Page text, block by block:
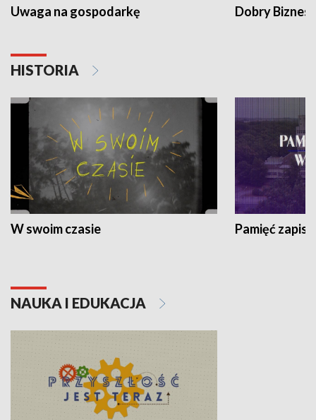
Uwaga na gospodarkę Dobry Biznes
HISTORIA
W swoim czasie Pamięć
NAUKA I EDUKACJA